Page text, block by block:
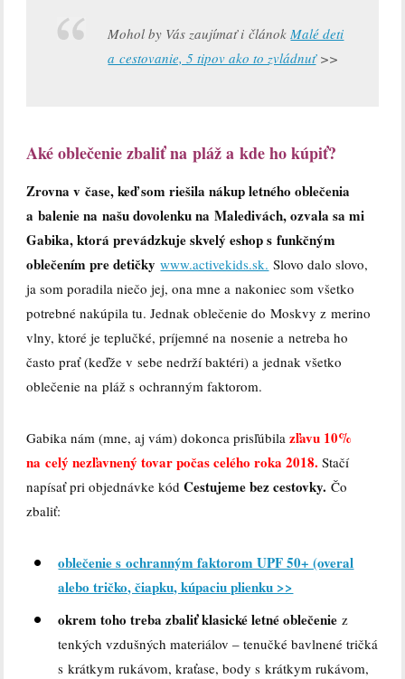
Mohol by Vás zaujímať i článok Malé deti
a cestovanie, 5 tipov ako to zvládnuť>>
Aké oblečenie zbaliť na pláž a kde ho kúpiť?
Zrovna v čase, keď som riešila nákup letného oblečenia
a balenie na našu dovolenku na Maledivách, ozvala sa mi
Gabika, ktorá prevádzkuje skvelý eshop s funkčným
oblečením pre detičky www.activekids.sk. Slovo dalo slovo,
ja som poradila niečo jej, ona mne a nakoniec som všetko
potrebné nakúpila tu. Jednak oblečenie do Moskvy z merino
vlny, ktoré je teplučké, príjemné na nosenie a netreba ho
často prať (keďže v sebe nedrží baktéri) a jednak všetko
oblečenie na pláž s ochranným faktorom.
Gabika nám (mne, aj vám) dokonca prisľúbilazľavu 10%
na celý nezľavnený tovar počas celého roka 2018. Stačí
napísať pri objednávke kódCestujeme bez cestovky.Čo
zbaliť:
oblečenie s ochranným faktorom UPF 50+ (overal
alebo tričko, čiapku, kúpaciu plienku >>
okrem toho treba zbaliť klasické letné oblečenie z
tenkých vzdušných materiálov – tenučké bavlnené tričká
s krátkym rukávom, kraťase, body s krátkym rukávom,